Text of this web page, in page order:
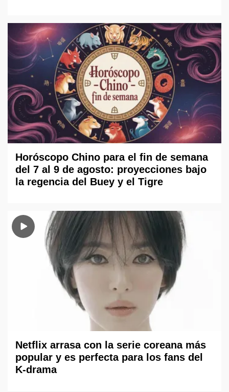
Horóscopo Chino para el fin de semana
del 7 al 9 de agosto: proyecciones bajo
la regencia del Buey y el Tigre
Netflix arrasa con la serie coreana más
popular y es perfecta para los fans del
K-drama